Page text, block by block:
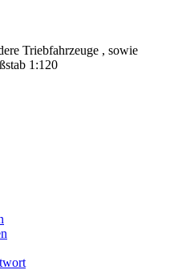
Triebfahrzeuge , sowie
1:120